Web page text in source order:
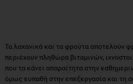
Τα λαχανικά και τα φρούτα αποτελούν
περιέχουν πληθώρα βιταμινών,
που τα κάνει απαραίτητα στην
όμως ευπαθή στην επεξεργασία και τη